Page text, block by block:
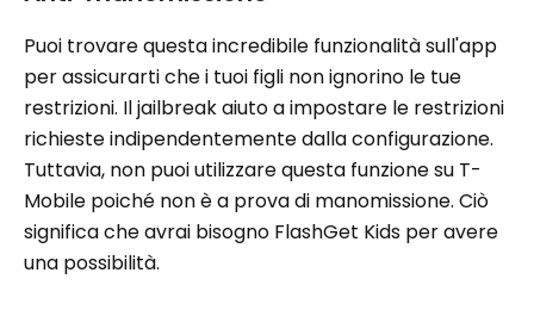
Puoi trovare questa incredibile funzionalità sull'app
per assicurarti che i tuoi figli non ignorino le tue
restrizioni. Il jailbreak aiuto a impostare le restrizioni
richieste indipendentemente dalla configurazione.
Tuttavia, non puoi utilizzare questa funzione su T-
Mobile poiché non è a prova di manomissione. Ciò
significa che avrai bisogno FlashGet Kids per avere
una possibilità.